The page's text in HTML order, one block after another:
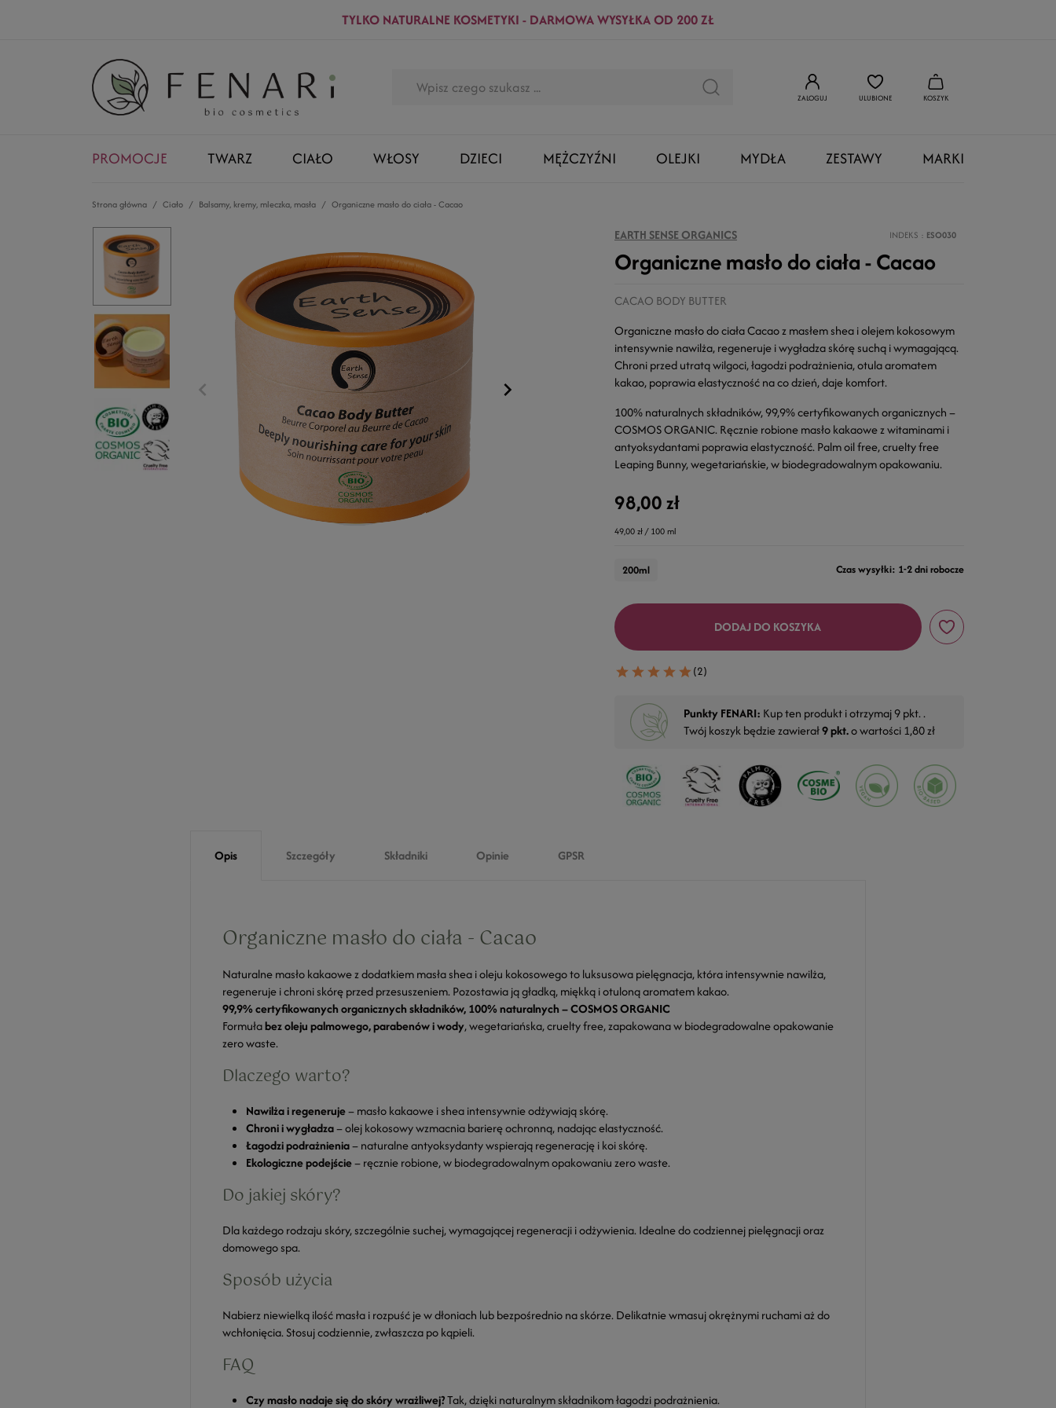
TYLKO NATURALNE KOSMETYKI - DARMOWA WYSYŁKA OD 200 ZŁ
ZALOGUJ ULUBIONE KOSZYK
PROMOCJE TWARZ CIAŁO WŁOSY DZIECI MĘŻCZYŹNI OLEJKI MYDŁA ZESTAWY MARKI
Strona główna Ciało Balsamy, kremy, mleczka, masła Organiczne masło do ciała - Cacao
EARTH SENSE ORGANICS INDEKS ESO030
Organiczne masło do ciała - Cacao
CACAO BODY BUTTER
Organiczne masło do ciała Cacao z masłem shea i olejem kokosowym
intensywnie nawilża, regeneruje i wygładza skórę suchą i wymagającą.
Chroni przed utratą wilgoci, łagodzi podrażnienia, otula aromatem
kakao, poprawia elastyczność na co dzień, daje komfort.
100% naturalnych składników, 99,9% certyfikowanych organicznych –
COSMOS ORGANIC. Ręcznie robione masło kakaowe z witaminami i
antyoksydantami poprawia elastyczność. Palm oil free, cruelty free
Leaping Bunny, wegetariańskie, w biodegradowalnym opakowaniu.
98,00 zł
49,00 zł / 100 ml
Czas wysyłki: 1-2 dni robocze
200ml
DODAJ DO KOSZYKA
(2)
Punkty FENARI: Kup ten produkt i otrzymaj9pkt. .
Twój koszyk będzie zawierał9pkt.o wartości1,80 zł
Opis Szczegóły Składniki Opinie GPSR
Organiczne masło do ciała - Cacao
Naturalne masło kakaowe z dodatkiem masła shea i oleju kokosowego to luksusowa pielęgnacja, która intensywnie nawilża,
regeneruje i chroni skórę przed przesuszeniem. Pozostawia ją gładką, miękką i otuloną aromatem kakao.
99,9% certyfikowanych organicznych składników, 100% naturalnych – COSMOS ORGANIC
Formułabez oleju palmowego, parabenów i wody, wegetariańska, cruelty free, zapakowana w biodegradowalne opakowanie
zero waste.
Dlaczego warto?
Nawilża i regeneruje– masło kakaowe i shea intensywnie odżywiają skórę.
Chroni i wygładza– olej kokosowy wzmacnia barierę ochronną, nadając elastyczność.
Łagodzi podrażnienia– naturalne antyoksydanty wspierają regenerację i koi skórę.
Ekologiczne podejście– ręcznie robione, w biodegradowalnym opakowaniu zero waste.
Do jakiej skóry?
Dla każdego rodzaju skóry, szczególnie suchej, wymagającej regeneracji i odżywienia. Idealne do codziennej pielęgnacji oraz
domowego spa.
Sposób użycia
Nabierz niewielką ilość masła i rozpuść je w dłoniach lub bezpośrednio na skórze. Delikatnie wmasuj okrężnymi ruchami aż do
wchłonięcia. Stosuj codziennie, zwłaszcza po kąpieli.
FAQ
Czy masło nadaje się do skóry wrażliwej?Tak, dzięki naturalnym składnikom łagodzi podrażnienia.